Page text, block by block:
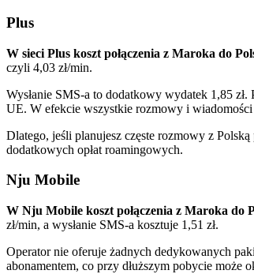
Plus
W sieci Plus koszt połączenia z Maroka do
czyli 4,03 zł/min.
Wysłanie SMS-a to dodatkowy wydatek 1,85
UE. W efekcie wszystkie rozmowy i
Dlatego, jeśli planujesz częste rozmowy z
dodatkowych opłat roamingowych.
Nju Mobile
W Nju Mobile koszt połączenia z Maroka do
zł/min, a wysłanie SMS-a kosztuje 1,51 zł.
Operator nie oferuje żadnych dedykowanych
abonamentem, co przy dłuższym pobycie może